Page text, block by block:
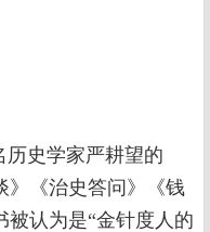
历史学家严耕望的
》《治史答问》《钱
认为是“金针度人的